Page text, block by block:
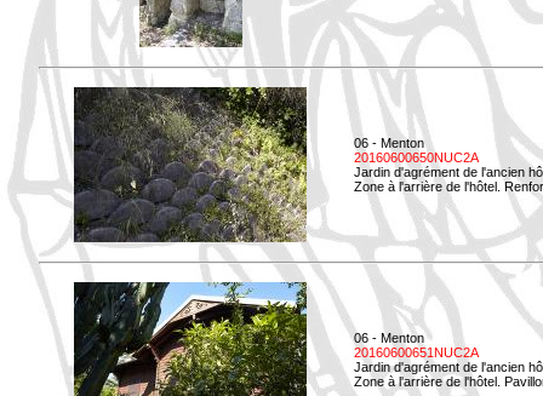
06 - Menton
20160600650NUC2A
Jardin d'agrément de l'ancien
Zone à l'arrière de l'hôtel.
06 - Menton
20160600651NUC2A
Jardin d'agrément de l'ancien
Zone à l'arrière de l'hôtel.